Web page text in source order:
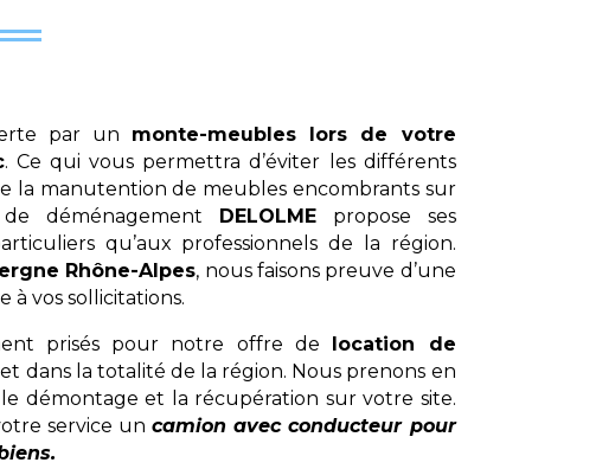
par un monte-meubles lors de votre
. Ce qui vous permettra d’éviter les différents
la manutention de meubles encombrants sur
de déménagement DELOLME propose ses
qu’aux professionnels de la région.
Rhône-Alpes, nous faisons preuve d’une
vos sollicitations.
prisés pour notre offre de location de
et dans la totalité de la région. Nous prenons en
démontage et la récupération sur votre site.
service uncamion avec conducteur pour